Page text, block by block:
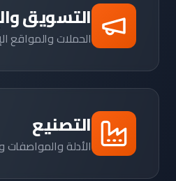
التسويق
الحملات والمواقع
التصنيع
الأدلة والمواصفات